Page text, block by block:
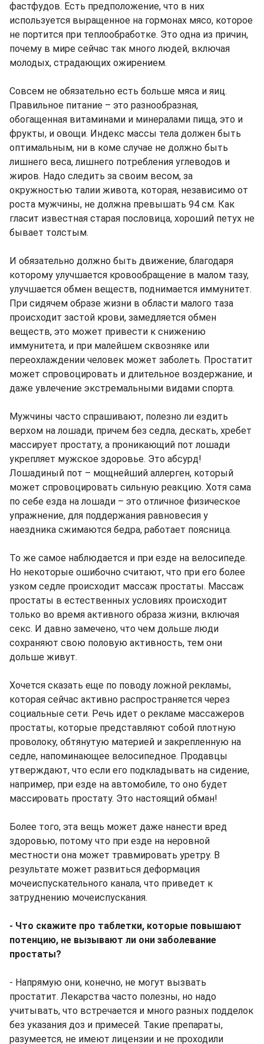
фастфудов. Есть предположение, что в них
используется выращенное на гормонах мясо, которое
не портится при теплообработке. Это одна из причин,
почему в мире сейчас так много людей, включая
молодых, страдающих ожирением.
Совсем не обязательно есть больше мяса и яиц.
Правильное питание – это разнообразная,
обогащенная витаминами и минералами пища, это и
фрукты, и овощи. Индекс массы тела должен быть
оптимальным, ни в коме случае не должно быть
лишнего веса, лишнего потребления углеводов и
жиров. Надо следить за своим весом, за
окружностью талии живота, которая, независимо от
роста мужчины, не должна превышать 94 см. Как
гласит известная старая пословица, хороший петух не
бывает толстым.
И обязательно должно быть движение, благодаря
которому улучшается кровообращение в малом тазу,
улучшается обмен веществ, поднимается иммунитет.
При сидячем образе жизни в области малого таза
происходит застой крови, замедляется обмен
веществ, это может привести к снижению
иммунитета, и при малейшем сквозняке или
переохлаждении человек может заболеть. Простатит
может спровоцировать и длительное воздержание, и
даже увлечение экстремальными видами спорта.
Мужчины часто спрашивают, полезно ли ездить
верхом на лошади, причем без седла, дескать, хребет
массирует простату, а проникающий пот лошади
укрепляет мужское здоровье. Это абсурд!
Лошадиный пот – мощнейший аллерген, который
может спровоцировать сильную реакцию. Хотя сама
по себе езда на лошади – это отличное физическое
упражнение, для поддержания равновесия у
наездника сжимаются бедра, работает поясница.
То же самое наблюдается и при езде на велосипеде.
Но некоторые ошибочно считают, что при его более
узком седле происходит массаж простаты. Массаж
простаты в естественных условиях происходит
только во время активного образа жизни, включая
секс. И давно замечено, что чем дольше люди
сохраняют свою половую активность, тем они
дольше живут.
Хочется сказать еще по поводу ложной рекламы,
которая сейчас активно распространяется через
социальные сети. Речь идет о рекламе массажеров
простаты, которые представляют собой плотную
проволоку, обтянутую материей и закрепленную на
седле, напоминающее велосипедное. Продавцы
утверждают, что если его подкладывать на сидение,
например, при езде на автомобиле, то оно будет
массировать простату. Это настоящий обман!
Более того, эта вещь может даже нанести вред
здоровью, потому что при езде на неровной
местности она может травмировать уретру. В
результате может развиться деформация
мочеиспускательного канала, что приведет к
затруднению мочеиспускания.
- Что скажите про таблетки, которые повышают
потенцию, не вызывают ли они заболевание
простаты?
- Напрямую они, конечно, не могут вызвать
простатит. Лекарства часто полезны, но надо
учитывать, что встречается и много разных подделок
без указания доз и примесей. Такие препараты,
разумеется, не имеют лицензии и не проходили